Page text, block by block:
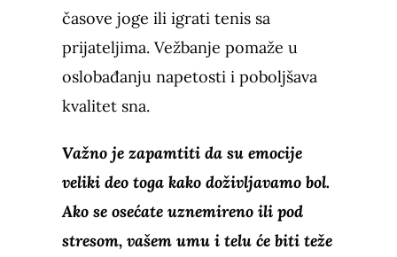
časove joge ili igrati tenis sa
prijateljima. Vežbanje pomaže u
oslobađanju napetosti i poboljšava
kvalitet sna.
Važno je zapamtiti da su emocije
veliki deo toga kako doživljavamo bol.
Ako se osećate uznemireno ili pod
stresom, vašem umu i telu će biti teže